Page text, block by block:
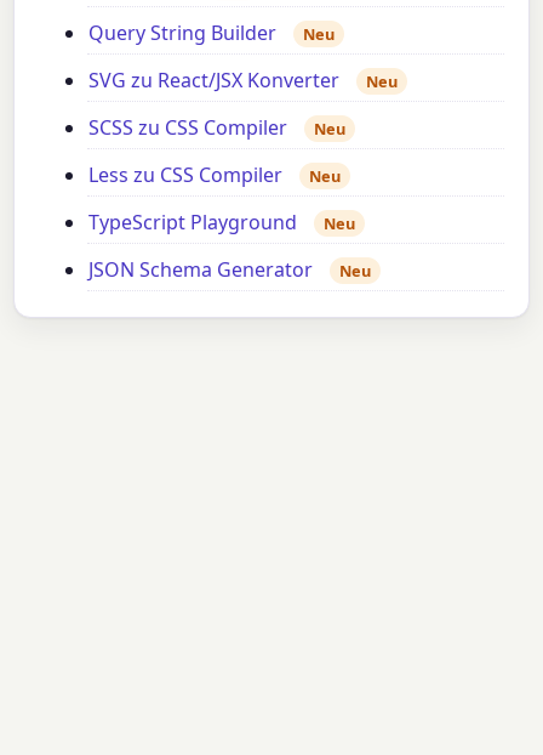
Query String Builder Neu
SVG zu React/JSX Konverter Neu
SCSS zu CSS Compiler Neu
Less zu CSS Compiler Neu
TypeScript Playground Neu
JSON Schema Generator Neu